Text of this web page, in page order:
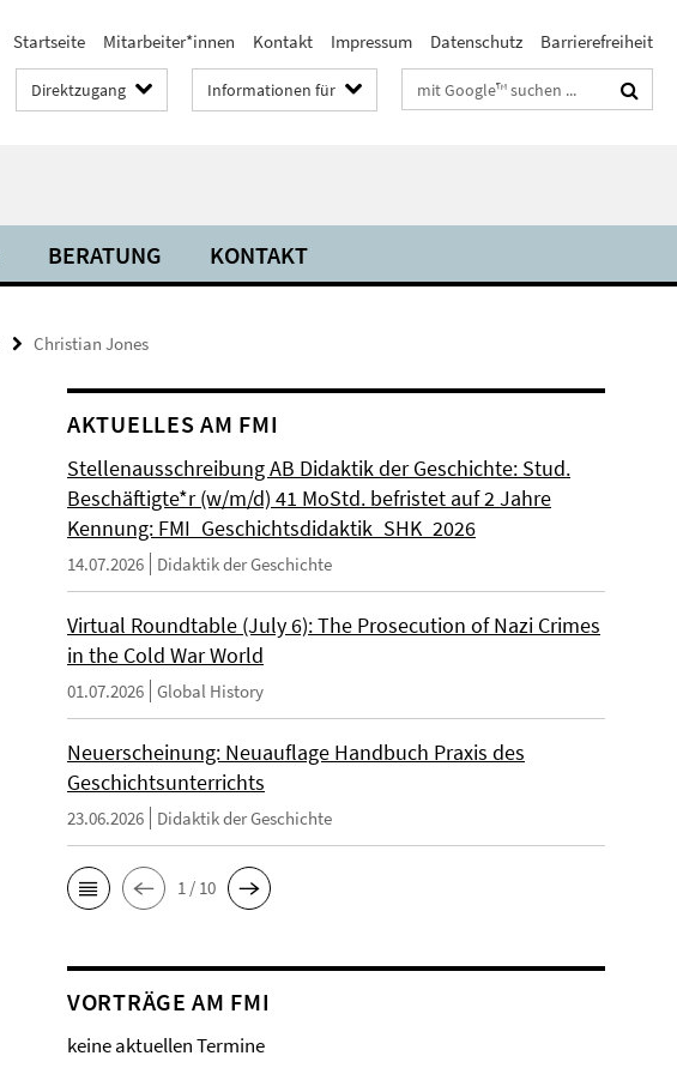
Startseite Mitarbeiter*innen Kontakt Impressum Datenschutz Barrierefreiheit
Direktzugang Informationen für Suchbegriffe
BERATUNG KONTAKT
Christian Jones
AKTUELLES AM FMI
Stellenausschreibung AB Didaktik der Geschichte: Stud.
Beschäftigte*r (w/m/d) 41 MoStd. befristet auf 2 Jahre
Kennung: FMI_Geschichtsdidaktik_SHK_2026
14.07.2026 Didaktik der Geschichte
Virtual Roundtable (July 6): The Prosecution of Nazi Crimes
in the Cold War World
01.07.2026 Global History
Neuerscheinung: Neuauflage Handbuch Praxis des
Geschichtsunterrichts
23.06.2026 Didaktik der Geschichte
1 / 10
VORTRÄGE AM FMI
keine aktuellen Termine